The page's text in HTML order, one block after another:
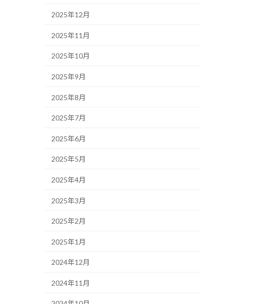
2025年12月
2025年11月
2025年10月
2025年9月
2025年8月
2025年7月
2025年6月
2025年5月
2025年4月
2025年3月
2025年2月
2025年1月
2024年12月
2024年11月